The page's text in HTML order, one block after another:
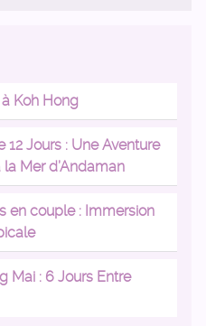
Koh Hong
Jours : Une Aventure
Mer d’Andaman
en couple : Immersion
Mai : 6 Jours Entre